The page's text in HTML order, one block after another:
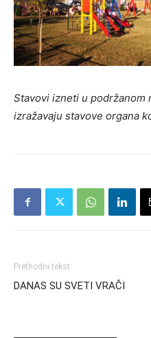
Stavovi izneti u podržanom
izražavaju stavove organa
Prethodni tekst
DANAS SU SVETI VRAČI